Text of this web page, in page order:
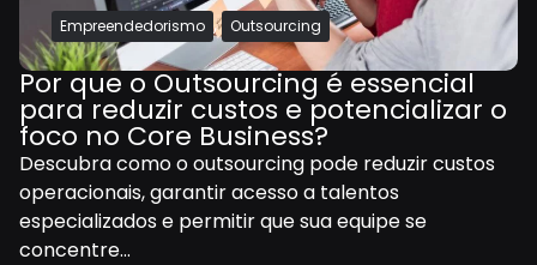
Empreendedorismo , Outsourcing
Por que o Outsourcing é essencial
para reduzir custos e potencializar o
foco no Core Business?
Descubra como o outsourcing pode reduzir custos
operacionais, garantir acesso a talentos
especializados e permitir que sua equipe se
concentre...